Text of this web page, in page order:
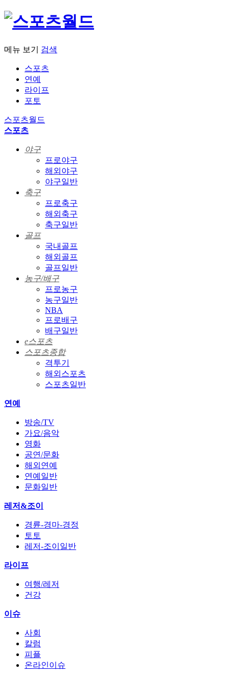
메뉴 보기 검색
스포츠
연예
라이프
포토
스포츠월드
스포츠
야구
프로야구
해외야구
야구일반
축구
프로축구
해외축구
축구일반
골프
국내골프
해외골프
골프일반
농구/배구
프로농구
농구일반
NBA
프로배구
배구일반
e스포츠
스포츠종합
격투기
해외스포츠
스포츠일반
연예
방송/TV
가요/음악
영화
공연/문화
해외연예
연예일반
문화일반
레저&조이
경륜-경마-경정
토토
레저-조이일반
라이프
여행/레저
건강
이슈
사회
칼럼
피플
온라인이슈